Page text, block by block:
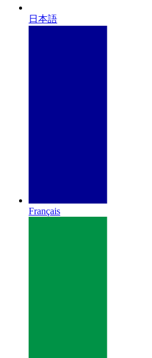
日本語
Français